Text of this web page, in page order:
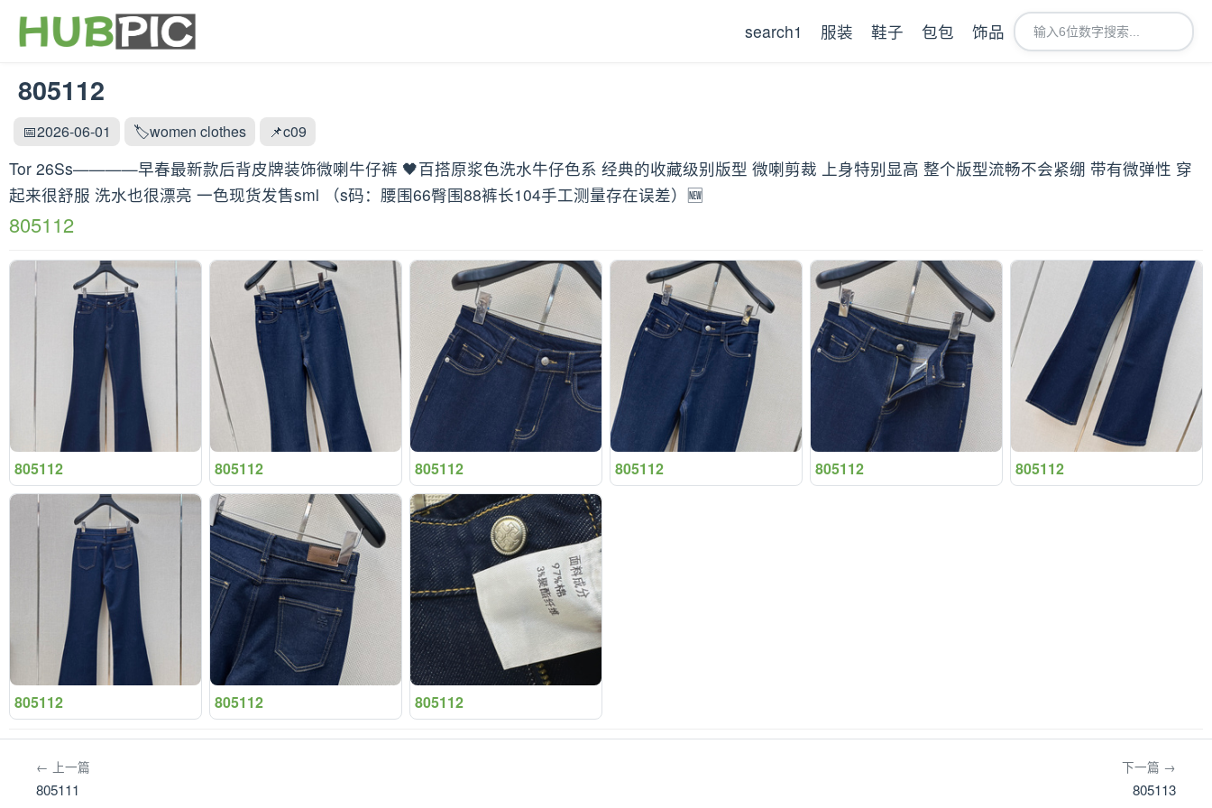
search1 服装 鞋子 包包 饰品
805112
📅2026-06-01 🏷️women clothes 📌c09
Tor 26Ss————早春最新款后背皮牌装饰微喇牛仔裤 🖤百搭原浆色洗水牛仔色系 经典的收藏级别版型 微喇剪裁 上身特别显高 整个版型流畅不会紧绷 带有微弹性 穿
起来很舒服 洗水也很漂亮 一色现货发售sml （s码：腰围66臀围88裤长104手工测量存在误差）🆕
805112
805112 805112 805112 805112 805112 805112
805112 805112 805112
← 上一篇
805111
下一篇 →
805113